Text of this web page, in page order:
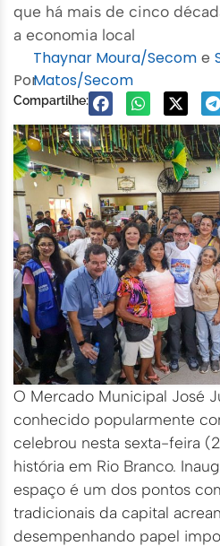
que há mais de cinco
a economia local
Por
Thaynar Moura/Secom e
Matos/Secom
Compartilhe:
O Mercado Municipal José
conhecido popularmente
celebrou nesta sexta-feira
história em Rio Branco.
espaço é um dos pontos
tradicionais da capital
desempenhando papel